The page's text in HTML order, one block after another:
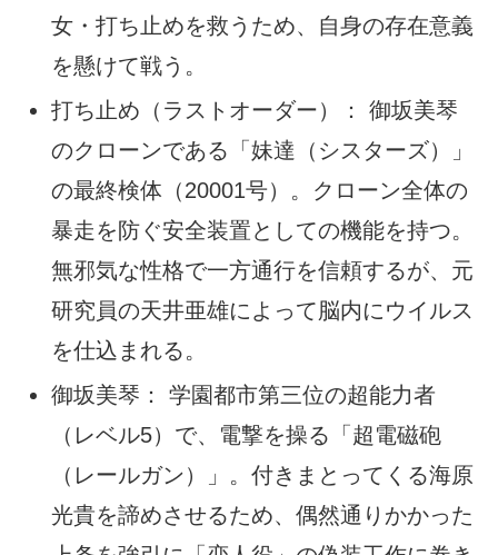
女・打ち止めを救うため、自身の存在意義
を懸けて戦う。
打ち止め（ラストオーダー）： 御坂美琴
のクローンである「妹達（シスターズ）」
の最終検体（20001号）。クローン全体の
暴走を防ぐ安全装置としての機能を持つ。
無邪気な性格で一方通行を信頼するが、元
研究員の天井亜雄によって脳内にウイルス
を仕込まれる。
御坂美琴： 学園都市第三位の超能力者
（レベル5）で、電撃を操る「超電磁砲
（レールガン）」。付きまとってくる海原
光貴を諦めさせるため、偶然通りかかった